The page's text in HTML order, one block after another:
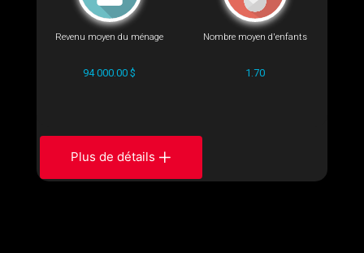
Revenu moyen du ménage
94 000.00 $
Nombre moyen d'enfants
1.70
Plus de détails